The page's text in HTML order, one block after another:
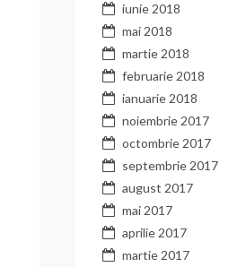
iunie 2018
mai 2018
martie 2018
februarie 2018
ianuarie 2018
noiembrie 2017
octombrie 2017
septembrie 2017
august 2017
mai 2017
aprilie 2017
martie 2017